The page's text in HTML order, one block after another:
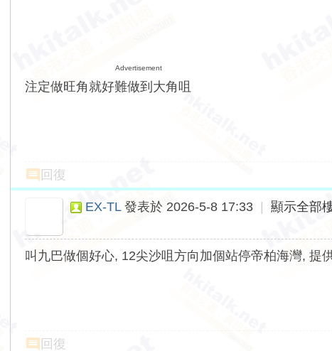
Advertisement
注定做旺角就好難做到大角咀
回復
EX-TL 發表於 2026-5-8 17:33 顯示全部
叫九巴做個好心, 12尖沙咀方向加個站停帝柏海灣, 提
回復